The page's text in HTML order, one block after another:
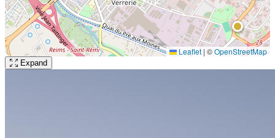
Leaflet | ©OpenStreetMap
Expand